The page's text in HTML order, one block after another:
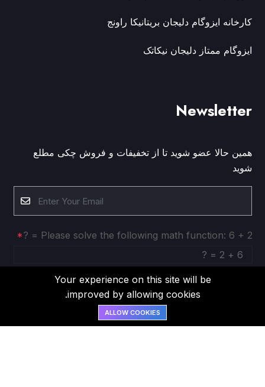
کارخانه ایزوگام دلیجان بریتانیکا راونج
ایزوگام ممتاز دلیجان نیکاتک
Newsletter
همین حالا عضو شوید تا از تخفیفات و فروش چکی مطلع
شوید
Please solve the following math function: 6 + 2 = ?
Subscribe
Your experience on this site will be
improved by allowing cookies.
ALLOW COOKIES